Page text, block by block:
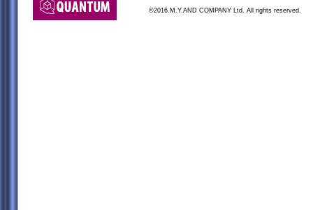
©2016.M.Y.AND COMPANY Ltd. All rights reserved.